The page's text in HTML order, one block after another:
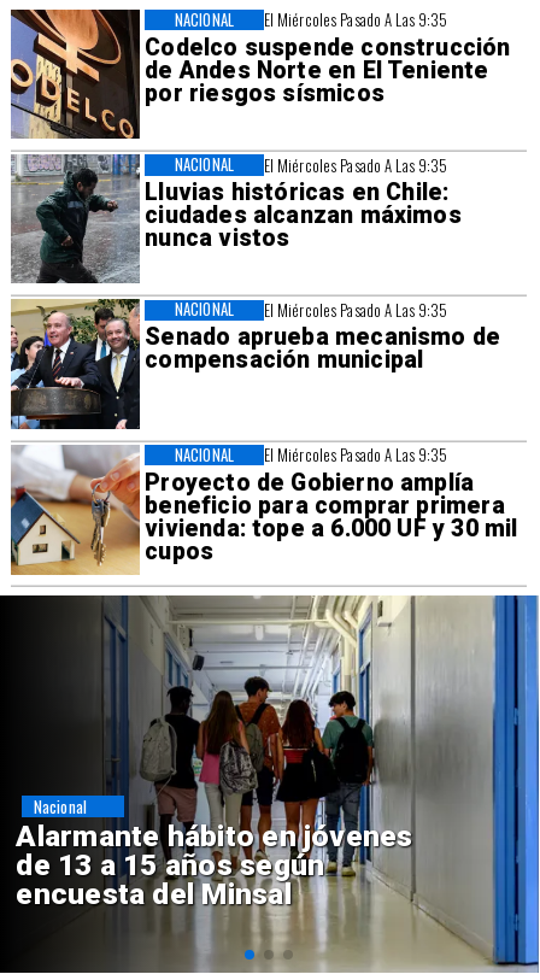
El Miércoles Pasado A Las 9:35
Codelco suspende construcción
de Andes Norte en El Teniente
por riesgos sísmicos
NACIONAL
El Miércoles Pasado A Las 9:35
Lluvias históricas en Chile:
ciudades alcanzan máximos
nunca vistos
NACIONAL
El Miércoles Pasado A Las 9:35
Senado aprueba mecanismo de
compensación municipal
NACIONAL
El Miércoles Pasado A Las 9:35
Proyecto de Gobierno amplía
beneficio para comprar primera
vivienda: tope a 6.000 UF y 30 mil
cupos
NACIONAL
Aprueban creación del Parque
Sebastián Piñera con inversión
de $4 mil millones
Regiones